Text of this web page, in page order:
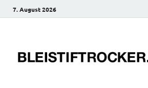
7. August 2026